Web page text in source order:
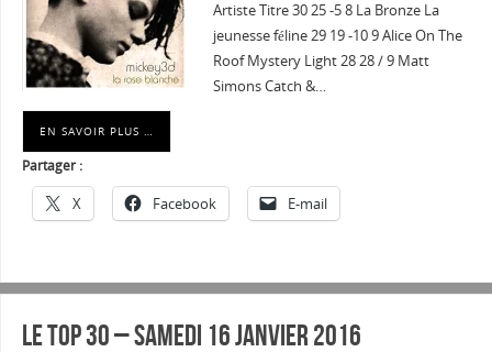
Artiste Titre 30 25 -5 8 La Bronze La
jeunesse féline 29 19 -10 9 Alice On The
Roof Mystery Light 28 28 / 9 Matt
Simons Catch &…
EN SAVOIR PLUS …
Partager :
X Facebook E-mail
Le Top 30 – Samedi 16 janvier 2016